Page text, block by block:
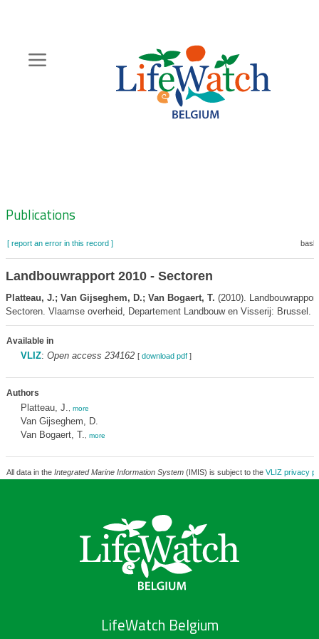
content
Zoeknavigatie
Publications
[ report an error in this record ]
Landbouwrapport 2010 - Sectoren
Platteau, J.; Van Gijseghem, D.; Van Bogaert, T. (2010).
Sectoren. Vlaamse overheid, Departement Landbouw en Visserij: Brussel.
Available in
VLIZ: Open access 234162 [ download pdf]
Authors
Platteau, J. more
Van Gijseghem, D.
Van Bogaert, T.
more
All data in the Integrated Marine Information System(IMIS) is subject to the VLIZ privacy
LifeWatch Belgium